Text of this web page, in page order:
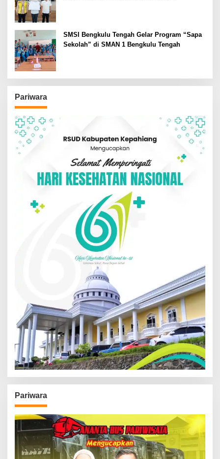
SMSI Bengkulu Tengah Gelar Program “Sapa
Sekolah” di SMAN 1 Bengkulu Tengah
Pariwara
Pariwara